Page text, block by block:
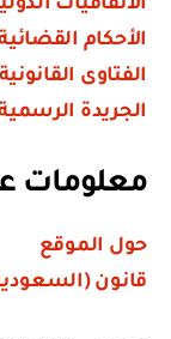
الاتفاقيات
الأحكام
الفتاوى القانونية
الجريدة
معلومات
حول الموقع
قانون